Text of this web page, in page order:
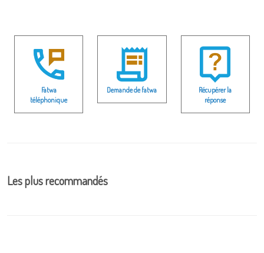
Fatwa
téléphonique
Demande de fatwa
Récupérer la
réponse
Les plus recommandés